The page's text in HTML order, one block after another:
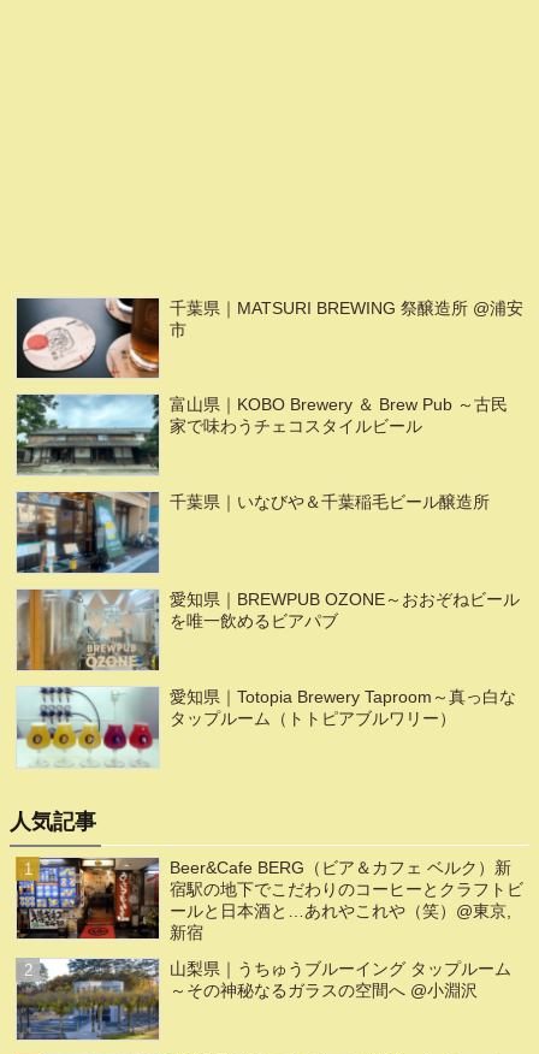
千葉県｜MATSURI BREWING 祭醸造所 @浦安
市
富山県｜KOBO Brewery ＆ Brew Pub ～古民
家で味わうチェコスタイルビール
千葉県｜いなびや＆千葉稲毛ビール醸造所
愛知県｜BREWPUB OZONE～おおぞねビール
を唯一飲めるビアパブ
愛知県｜Totopia Brewery Taproom～真っ白な
タップルーム（トトピアブルワリー）
人気記事
Beer&Cafe BERG（ビア＆カフェ ベルク）新
宿駅の地下でこだわりのコーヒーとクラフトビ
ールと日本酒と…あれやこれや（笑）@東京,
新宿
山梨県｜うちゅうブルーイング タップルーム
～その神秘なるガラスの空間へ @小淵沢